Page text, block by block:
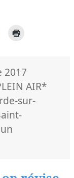
2017
AIRMots-
*
sur-